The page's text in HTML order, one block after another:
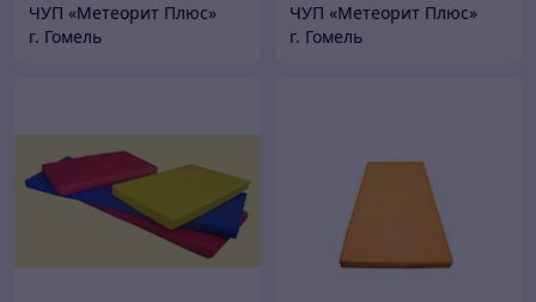
ЧУП «Метеорит Плюс»
г. Гомель
ЧУП «Метеорит Плюс»
г. Гомель